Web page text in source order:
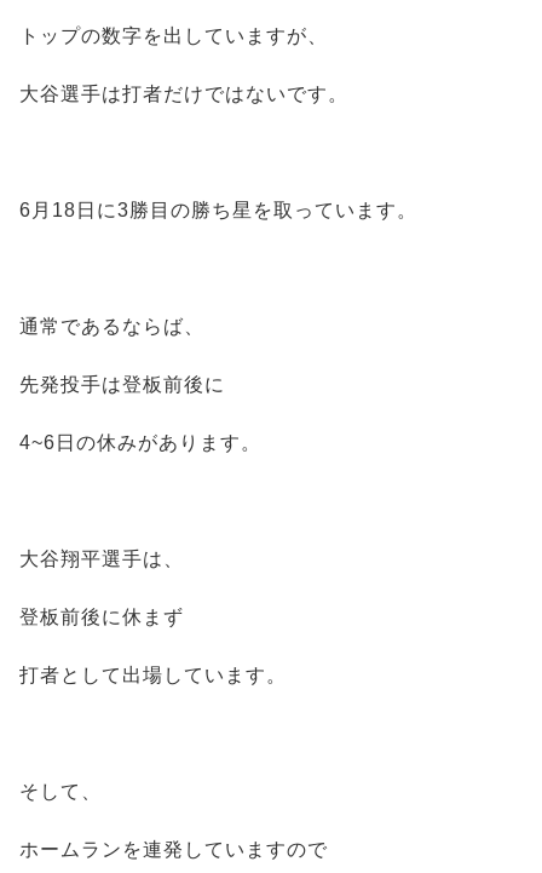
トップの数字を出していますが、
大谷選手は打者だけではないです。
6月18日に3勝目の勝ち星を取っています。
通常であるならば、
先発投手は登板前後に
4~6日の休みがあります。
大谷翔平選手は、
登板前後に休まず
打者として出場しています。
そして、
ホームランを連発していますので